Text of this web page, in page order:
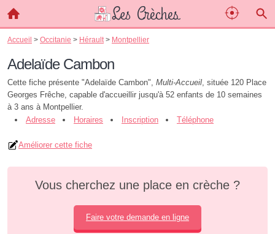
Accueil > Occitanie > Hérault > Montpellier
Adelaïde Cambon
Cette fiche présente "Adelaïde Cambon", Multi-Accueil, située 120 Place
Georges Frêche, capable d'accueillir jusqu'à 52 enfants de 10 semaines
à 3 ans à Montpellier.
Adresse
Horaires Inscription Téléphone
Améliorer cette fiche
Vous cherchez une place en crèche ?
Faire votre demande en ligne